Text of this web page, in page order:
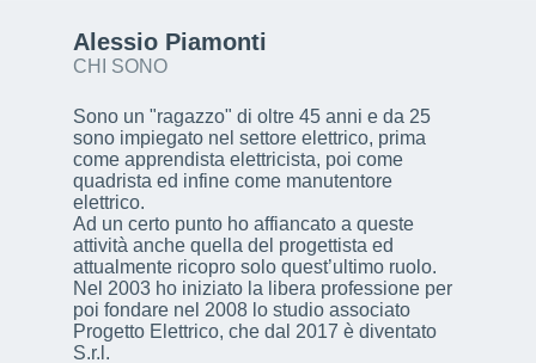
Alessio Piamonti
CHI SONO
Sono un "ragazzo" di oltre 45 anni e da 25
sono impiegato nel settore elettrico, prima
come apprendista elettricista, poi come
quadrista ed infine come manutentore
elettrico.
Ad un certo punto ho affiancato a queste
attività anche quella del progettista ed
attualmente ricopro solo quest’ultimo ruolo.
Nel 2003 ho iniziato la libera professione per
poi fondare nel 2008 lo studio associato
Progetto Elettrico, che dal 2017 è diventato
S.r.l.